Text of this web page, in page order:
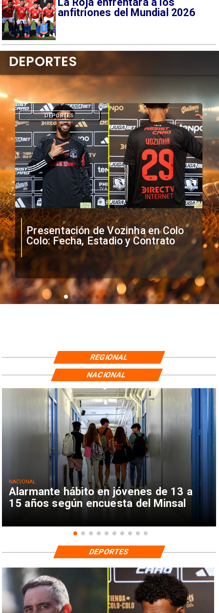
anfitriones del Mundial 2026
Presentación de Vozinha en Colo
Colo: Fecha, Estadio y Contrato
DEPORTES
DEPORTES
REGIONAL
Alarmante hábito en jóvenes de 13 a
15 años según encuesta del Minsal
NACIONAL
NACIONAL
DEPORTES